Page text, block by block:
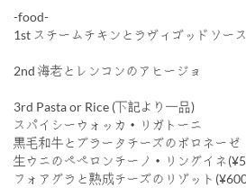
-food-
1st スチームチキンとラヴィゴッドソー
2nd 海老とレンコンのアヒージョ
3rd Pasta or Rice (下記より一品)
スパイシーウォッカ・リガトーニ
黒毛和牛とブラータチーズのボロネーゼ
生ウニのペペロンチーノ・リングイネ
フォアグラと熟成チーズのリゾット